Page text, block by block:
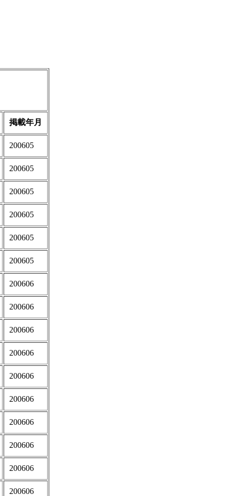
掲載年月
200605
200605
200605
200605
200605
200605
200606
200606
200606
200606
200606
200606
200606
200606
200606
200606